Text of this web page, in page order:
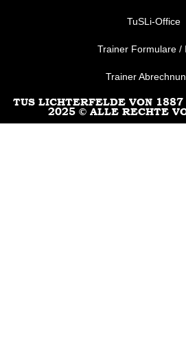
TuSLi-Office
Trainer Formulare /
Trainer
TUS LICHTERFELDE VON
2025 © ALLE RECHTE